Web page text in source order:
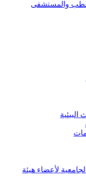
والمستشفى
البيئية
لأعضاء هيئة